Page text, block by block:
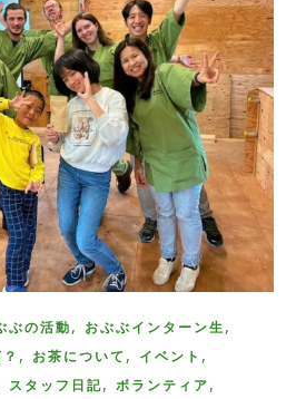
ぶの活動, おぶぶインターン生,
, お茶について , イベント ,
スタッフ日記, ボランティア,